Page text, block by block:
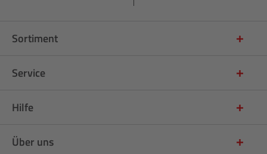
Sortiment
Service
Hilfe
Über uns